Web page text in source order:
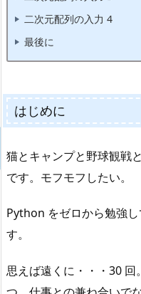
二次元配列の入力 4
最後に
はじめに
猫とキャンプと野球観戦
です。モフモフしたい。
Python をゼロから勉強
す。
思えば遠くに・・・30